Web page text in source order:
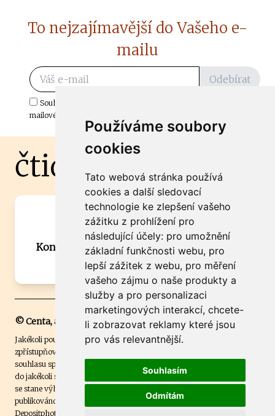
Používáme soubory
cookies
Tato webová stránka používá
cookies a další sledovací
technologie ke zlepšení vašeho
zážitku z prohlížení pro
následující účely: pro umožnění
základní funkčnosti webu, pro
lepší zážitek z webu, pro měření
vašeho zájmu o naše produkty a
služby a pro personalizaci
marketingových interakcí, chcete-
li zobrazovat reklamy které jsou
pro vás relevantnější.
Souhlasím
Odmítám
To nejzajímavější do Vašeho e-
mailu
Odebírat
Souhlasím s odběrem důležitých zpráv ze ČtiDoma.cz do mé e-
mailové schránky.
čtidoma.cz
Máte zajímavou informaci? Chcete
spolupracovat?
Kontaktujte šéfredaktora Martina Chalupu:
chalupa@ctidoma.cz
© Centa, a.s.
Jakékoli použití obsahu včetně převzetí, šíření či dalšího užití a
zpřístupňování textových či obrazových materiálů bez písemného
souhlasu společnosti Centa,a.s. je zakázáno. Čtenář svým přihlášením
do jakékoli soutěže na našem webu dává souhlas s tím, že v případě, že
se stane výhercem této soutěže, může být jeho jméno na webu
publikováno. Centa, a.s. využívala licenci ČTK a využívá fotografie z
Depositphotos